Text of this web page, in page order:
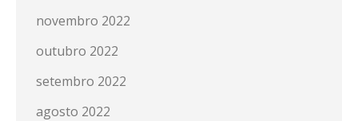
novembro 2022
outubro 2022
setembro 2022
agosto 2022